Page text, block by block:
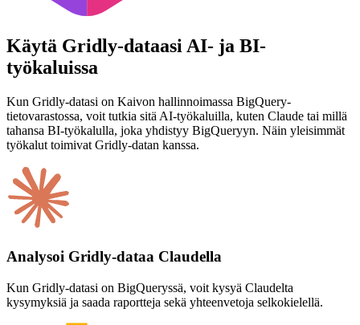
Käytä Gridly-dataasi AI- ja BI-
työkaluissa
Kun Gridly-datasi on Kaivon hallinnoimassa BigQuery-
tietovarastossa, voit tutkia sitä AI-työkaluilla, kuten Claude tai millä
tahansa BI-työkalulla, joka yhdistyy BigQueryyn. Näin yleisimmät
työkalut toimivat Gridly-datan kanssa.
Analysoi Gridly-dataa Claudella
Kun Gridly-datasi on BigQueryssä, voit kysyä Claudelta
kysymyksiä ja saada raportteja sekä yhteenvetoja selkokielellä.